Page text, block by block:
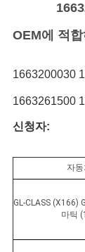
사
이
트
맵
PRIVACY
POLICY
OEM에 적
1663200030
1663261500
신청자:
자
GL-CLASS (X166)
마틱